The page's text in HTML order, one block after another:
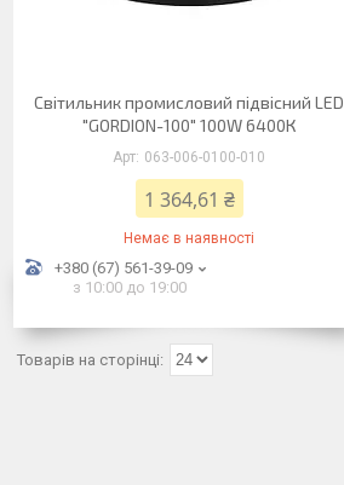
Світильник промисловий підвісний LED
"GORDION-100" 100W 6400К
063-006-0100-010
1 364,61 ₴
Немає в наявності
+380 (67) 561-39-09
з 10:00 до 19:00